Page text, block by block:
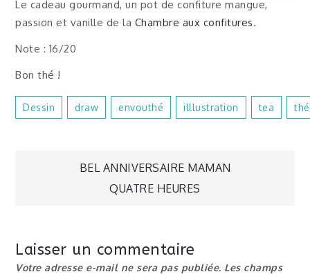
Le cadeau gourmand, un pot de confiture mangue,
passion et vanille de la Chambre aux confitures.
Note : 16/20
Bon thé !
Dessin Draw Envouthé Illlustration Tea Thé
Navigation
l’article
BEL ANNIVERSAIRE MAMAN
QUATRE HEURES
Laisser un commentaire
Votre adresse e-mail ne sera pas publiée. Les champs